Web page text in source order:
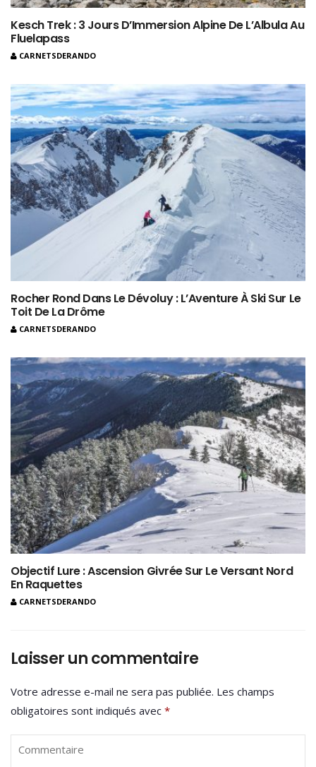
Kesch Trek : 3 Jours D’Immersion Alpine De L’Albula Au
Fluelapass
CARNETSDERANDO
Rocher Rond Dans Le Dévoluy : L’Aventure À Ski Sur Le
Toit De La Drôme
CARNETSDERANDO
Objectif Lure : Ascension Givrée Sur Le Versant Nord
En Raquettes
CARNETSDERANDO
Laisser un commentaire
Votre adresse e-mail ne sera pas publiée. Les champs
obligatoires sont indiqués avec *